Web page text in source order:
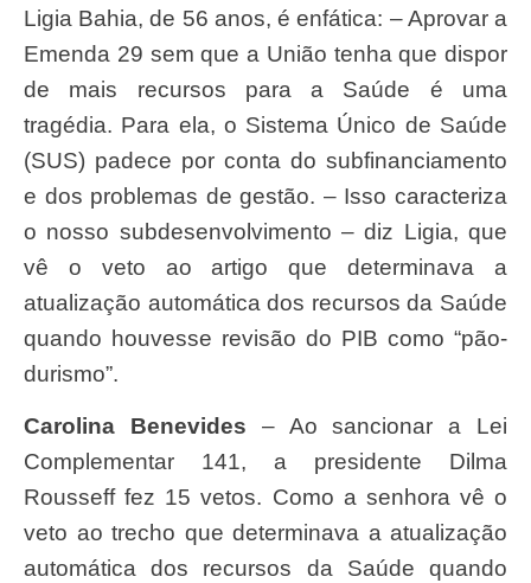
Ligia Bahia, de 56 anos, é enfática: – Aprovar a
Emenda 29 sem que a União tenha que dispor
de mais recursos para a Saúde é uma
tragédia. Para ela, o Sistema Único de Saúde
(SUS) padece por conta do subfinanciamento
e dos problemas de gestão. – Isso caracteriza
o nosso subdesenvolvimento – diz Ligia, que
vê o veto ao artigo que determinava a
atualização automática dos recursos da Saúde
quando houvesse revisão do PIB como “pão-
durismo”.
Carolina Benevides – Ao sancionar a Lei
Complementar 141, a presidente Dilma
Rousseff fez 15 vetos. Como a senhora vê o
veto ao trecho que determinava a atualização
automática dos recursos da Saúde quando